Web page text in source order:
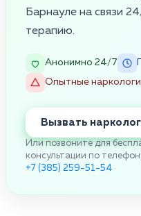
Барнауле на связи
терапию.
Анонимно 24/7
Опытные наркологи
Вызвать
Или позвоните для
консультации по
+7 (385) 259-51-54